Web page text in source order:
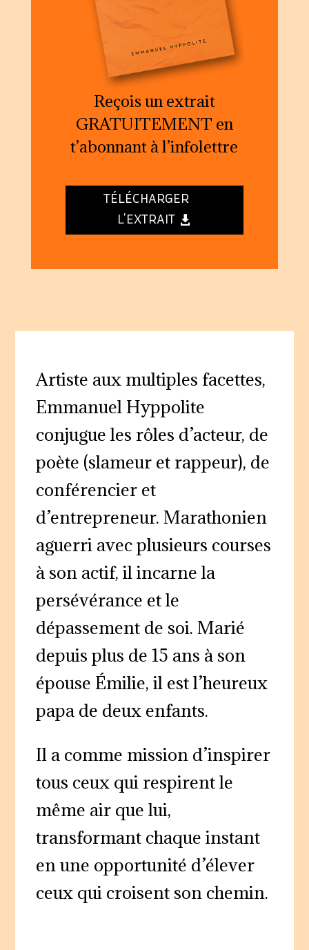
Reçois un extrait
GRATUITEMENT en
t’abonnant à l’infolettre
TÉLÉCHARGER
L'EXTRAIT
Artiste aux multiples facettes,
Emmanuel Hyppolite
conjugue les rôles d’acteur, de
poète (slameur et rappeur), de
conférencier et
d’entrepreneur. Marathonien
aguerri avec plusieurs courses
à son actif, il incarne la
persévérance et le
dépassement de soi. Marié
depuis plus de 15 ans à son
épouse Émilie, il est l’heureux
papa de deux enfants.
Il a comme mission d’inspirer
tous ceux qui respirent le
même air que lui,
transformant chaque instant
en une opportunité d’élever
ceux qui croisent son chemin.